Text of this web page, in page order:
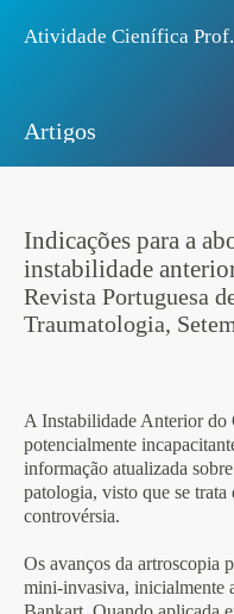
Atividade Ciení­fica
Artigos
Indicações para a
instabilidade
Revista Portuguesa
Traumatologia,
A Instabilidade Anterior do
potencialmente
informação atualizada
patologia, visto que se trata
controvérsia.
Os avanços da artroscopia
mini-invasiva, inicialmente